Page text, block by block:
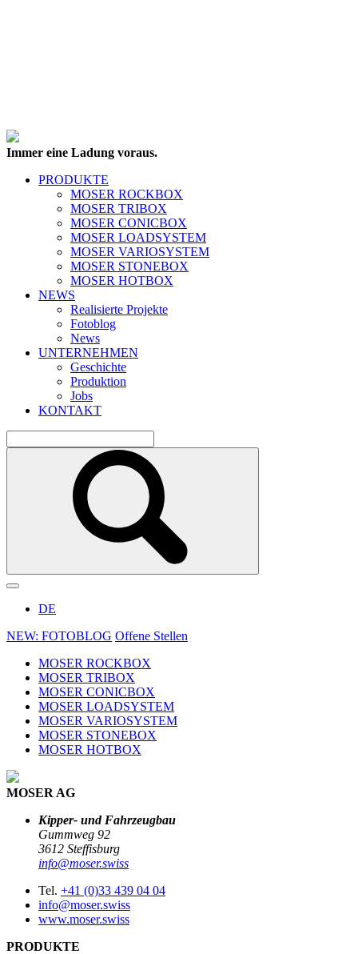
Immer eine Ladung voraus.
PRODUKTE
MOSER ROCKBOX
MOSER TRIBOX
MOSER CONICBOX
MOSER LOADSYSTEM
MOSER VARIOSYSTEM
MOSER STONEBOX
MOSER HOTBOX
NEWS
Realisierte Projekte
Fotoblog
News
UNTERNEHMEN
Geschichte
Produktion
Jobs
KONTAKT
DE
NEW: FOTOBLOG Offene Stellen
MOSER ROCKBOX
MOSER TRIBOX
MOSER CONICBOX
MOSER LOADSYSTEM
MOSER VARIOSYSTEM
MOSER STONEBOX
MOSER HOTBOX
MOSER AG
Kipper- und Fahrzeugbau
Gummweg 92
3612 Steffisburg
info@moser.swiss
Tel. +41 (0)33 439 04 04
info@moser.swiss
www.moser.swiss
PRODUKTE